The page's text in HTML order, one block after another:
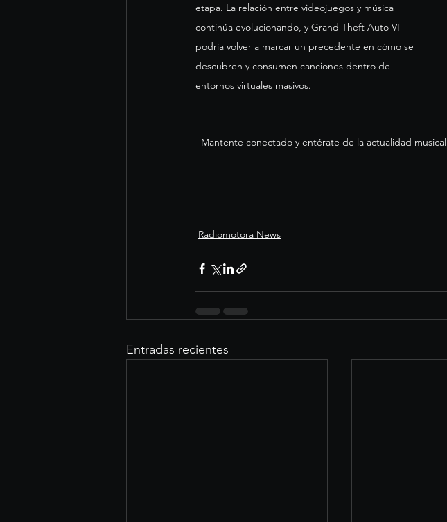
etapa. La relación entre videojuegos y música
continúa evolucionando, y Grand Theft Auto VI
podría volver a marcar un precedente en cómo se
descubren y consumen canciones dentro de
entornos virtuales masivos.
Mantente conectado y entérate de la actualidad
Radiomotora News
Entradas recientes